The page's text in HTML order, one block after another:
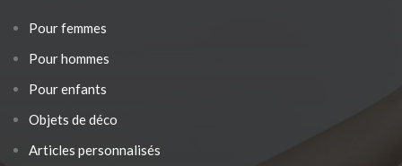
Pour femmes
Pour hommes
Pour enfants
Objets de déco
Articles personnalisés